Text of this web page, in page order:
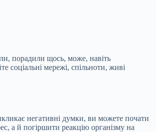
порадили щось, може, навіть
соціальні мережі, спільноти, живі
негативні думки, ви можете почати
а й погіршити реакцію організму на